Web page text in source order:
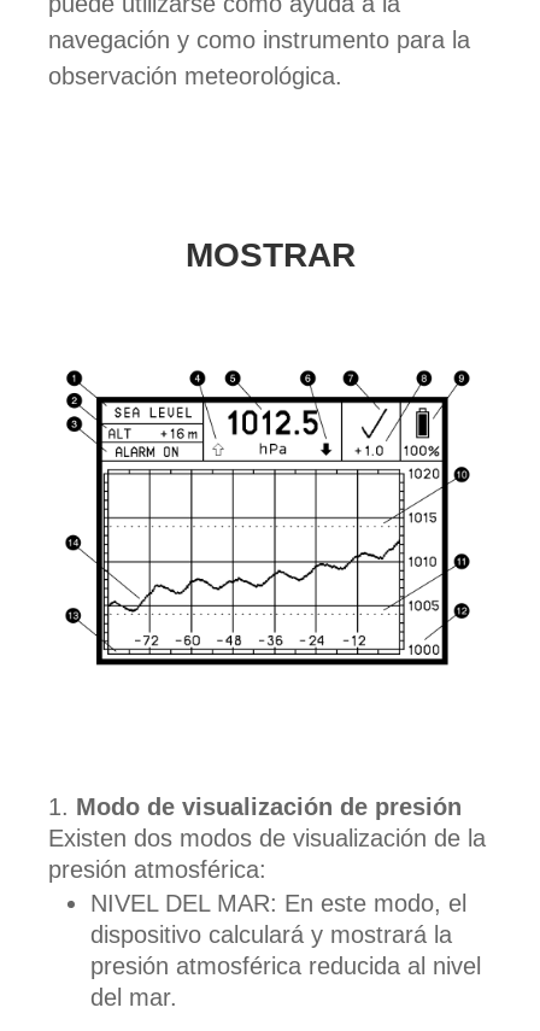
navegación y como instrumento para la
observación meteorológica.
MOSTRAR
Modo de visualización de presión
Existen dos modos de visualización de la
presión atmosférica:
NIVEL DEL MAR: En este modo, el
dispositivo calculará y mostrará la
presión atmosférica reducida al nivel
del mar.